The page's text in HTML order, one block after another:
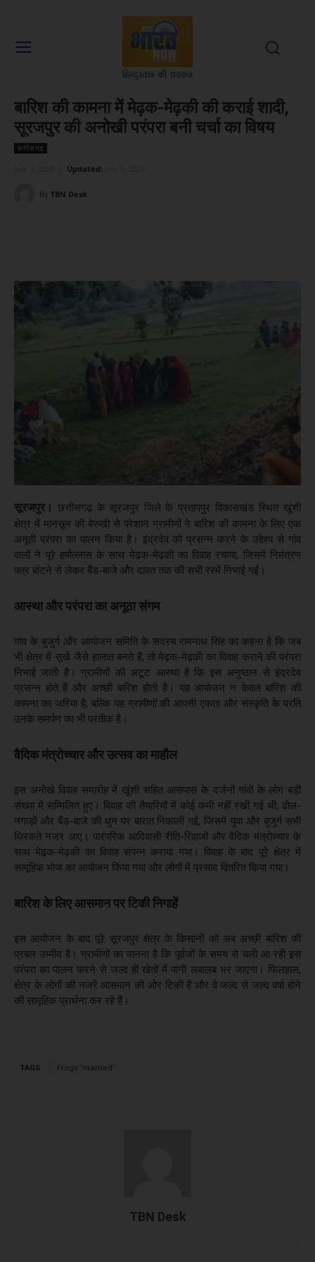
बारिश की कामना में मेढ़क-मेढ़की की कराई शादी,
सूरजपुर की अनोखी परंपरा बनी चर्चा का विषय
छत्तीसगढ़
Updated:
By TBN Desk
सूरजपुर। छत्तीसगढ़ के सूरजपुर जिले के प्रतापपुर विकासखंड स्थित खूंशी
क्षेत्र में मानसून की बेरुखी से परेशान ग्रामीणों ने बारिश की कामना के लिए एक
अनूठी परंपरा का पालन किया है। इंद्रदेव को प्रसन्न करने के उद्देश्य से गांव
वालों ने पूरे हर्षोल्लास के साथ मेढ़क-मेढ़की का विवाह रचाया, जिसमें निमंत्रण
पत्र बांटने से लेकर बैंड-बाजे और दावत तक की सभी रस्में निभाई गईं।
आस्था और परंपरा का अनूठा संगम
गांव के बुजुर्ग और आयोजन समिति के सदस्य रामनाथ सिंह का कहना है कि जब
भी क्षेत्र में सूखे जैसे हालात बनते हैं, तो मेढ़क-मेढ़की का विवाह कराने की परंपरा
निभाई जाती है। ग्रामीणों की अटूट आस्था है कि इस अनुष्ठान से इंद्रदेव
प्रसन्न होते हैं और अच्छी बारिश होती है। यह आयोजन न केवल बारिश की
कामना का जरिया है, बल्कि यह ग्रामीणों की आपसी एकता और संस्कृति के प्रति
उनके समर्पण का भी प्रतीक है।
वैदिक मंत्रोच्चार और उत्सव का माहौल
इस अनोखे विवाह समारोह में खूंशी सहित आसपास के दर्जनों गांवों के लोग बड़ी
संख्या में सम्मिलित हुए। विवाह की तैयारियों में कोई कमी नहीं रखी गई थी; ढोल-
नगाड़ों और बैंड-बाजे की धुन पर बारात निकाली गई, जिसमें युवा और बुजुर्ग सभी
थिरकते नजर आए। पारंपरिक आदिवासी रीति-रिवाजों और वैदिक मंत्रोच्चार के
साथ मेढ़क-मेढ़की का विवाह संपन्न कराया गया। विवाह के बाद पूरे क्षेत्र में
सामूहिक भोज का आयोजन किया गया और लोगों में प्रसाद वितरित किया गया।
बारिश के लिए आसमान पर टिकी निगाहें
इस आयोजन के बाद पूरे सूरजपुर क्षेत्र के किसानों को अब अच्छी बारिश की
प्रबल उम्मीद है। ग्रामीणों का मानना है कि पूर्वजों के समय से चली आ रही इस
परंपरा का पालन करने से जल्द ही खेतों में पानी लबालब भर जाएगा। फिलहाल,
क्षेत्र के लोगों की नजरें आसमान की ओर टिकी हैं और वे जल्द से जल्द वर्षा होने
की सामूहिक प्रार्थना कर रहे हैं।
TAGS Frogs 'married'
TBN Desk